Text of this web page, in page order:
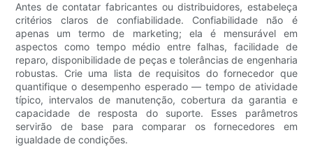
Antes de contatar fabricantes ou distribuidores, estabeleça
critérios claros de confiabilidade. Confiabilidade não é
apenas um termo de marketing; ela é mensurável em
aspectos como tempo médio entre falhas, facilidade de
reparo, disponibilidade de peças e tolerâncias de engenharia
robustas. Crie uma lista de requisitos do fornecedor que
quantifique o desempenho esperado — tempo de atividade
típico, intervalos de manutenção, cobertura da garantia e
capacidade de resposta do suporte. Esses parâmetros
servirão de base para comparar os fornecedores em
igualdade de condições.